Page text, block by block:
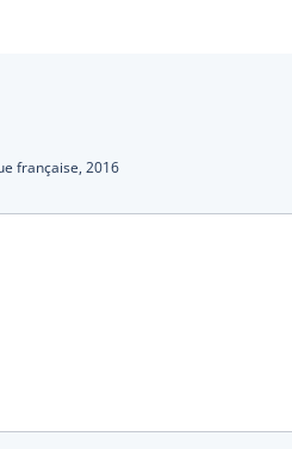
française, 2016